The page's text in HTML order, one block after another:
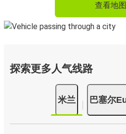
查看地图
探索更多人气线路
米兰 巴塞尔